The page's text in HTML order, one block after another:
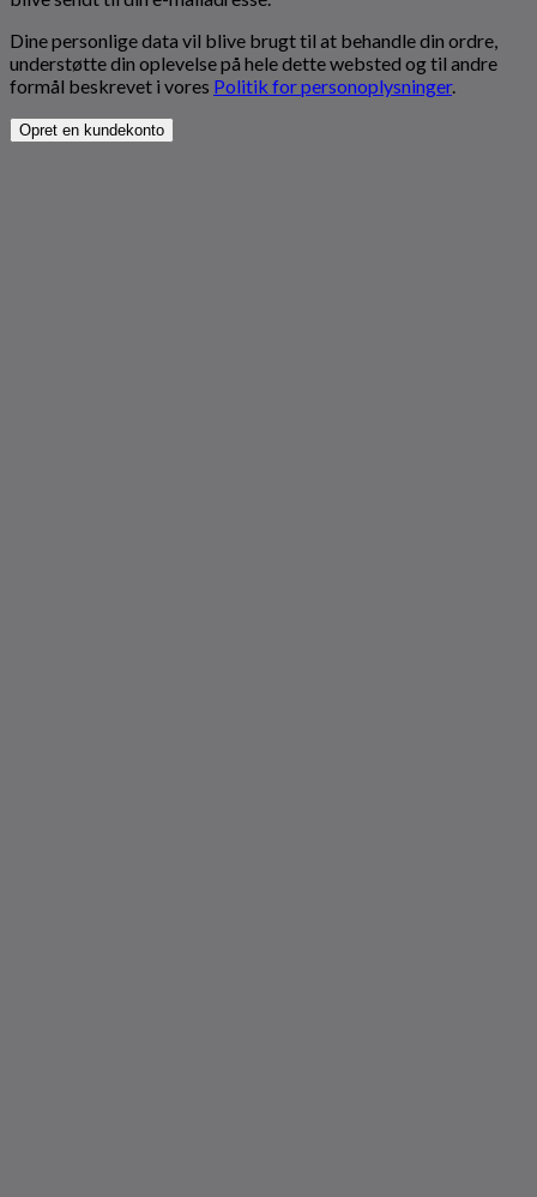
Dine personlige data vil blive brugt til at behandle din ordre,
understøtte din oplevelse på hele dette websted og til andre
formål beskrevet i vores Politik for personoplysninger.
Opret en kundekonto